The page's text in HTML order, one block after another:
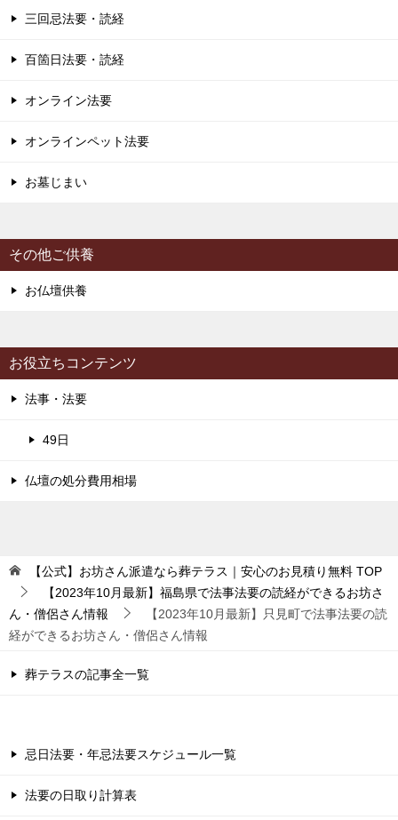
三回忌法要・読経
百箇日法要・読経
オンライン法要
オンラインペット法要
お墓じまい
その他ご供養
お仏壇供養
お役立ちコンテンツ
法事・法要
49日
仏壇の処分費用相場
【公式】お坊さん派遣なら葬テラス｜安心のお見積り無料 TOP
【2023年10月最新】福島県で法事法要の読経ができるお坊さ
ん・僧侶さん情報
【2023年10月最新】只見町で法事法要の読
経ができるお坊さん・僧侶さん情報
葬テラスの記事全一覧
忌日法要・年忌法要スケジュール一覧
法要の日取り計算表